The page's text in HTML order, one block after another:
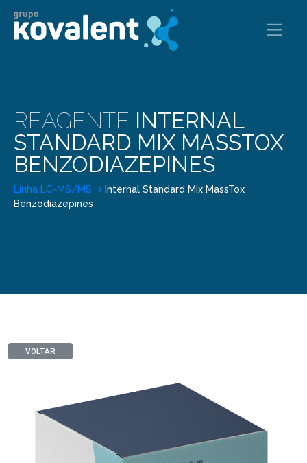
REAGENTE INTERNAL
STANDARD MIX MASSTOX
BENZODIAZEPINES
Linha LC-MS/MS
Internal Standard Mix MassTox
Benzodiazepines
VOLTAR